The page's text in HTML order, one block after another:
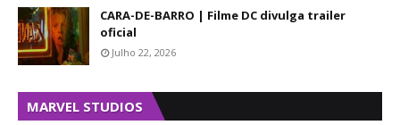
CARA-DE-BARRO | Filme DC divulga trailer
oficial
Julho 22, 2026
MARVEL STUDIOS